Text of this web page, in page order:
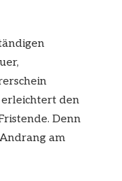
den
Denn
am